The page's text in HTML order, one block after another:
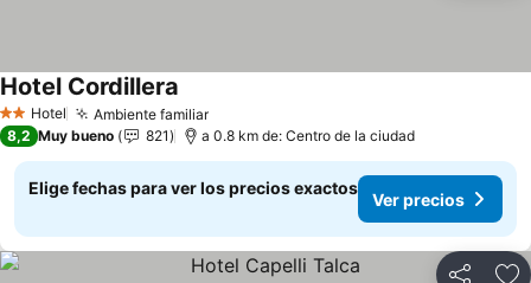
2 Estrellas
Hotel Ambiente familiar
Hotel Cordillera
8,2 Muy bueno 821 a 0.8 km de: Centro de la ciudad
Elige fechas para ver los precios exactos
Ver precios